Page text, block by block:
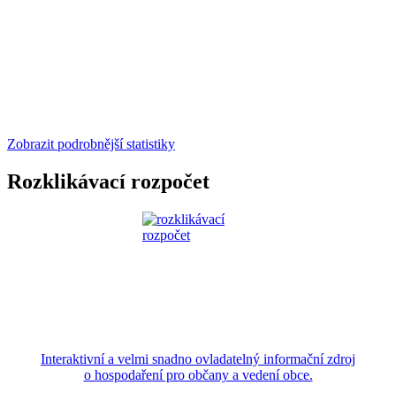
Zobrazit podrobnější statistiky
Rozklikávací rozpočet
Interaktivní a velmi snadno ovladatelný informační zdroj
o hospodaření pro občany a vedení obce.